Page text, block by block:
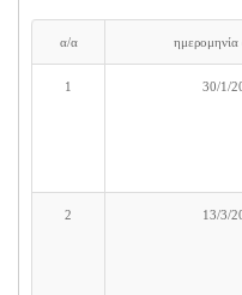
α/α ημερομηνία
1 30/1/
2 13/3/